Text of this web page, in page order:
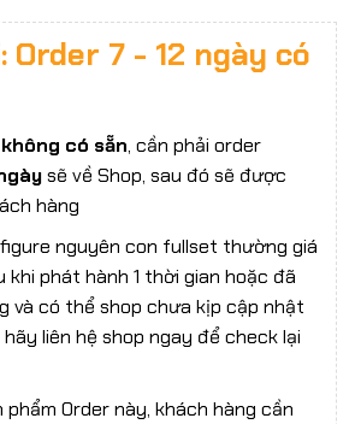
Order 7 - 12 ngày có
không có sẵn, cần phải order
sẽ về Shop, sau đó sẽ được
hàng
nguyên con fullset thường giá
khi phát hành 1 thời gian hoặc đã
và có thể shop chưa kịp cập nhật
hãy liên hệ shop ngay để check lại
Order này, khách hàng cần